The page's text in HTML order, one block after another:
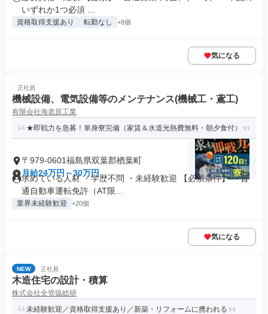
いずれか1つ必須 ...
資格取得支援あり 転勤なし +8個
気になる
正社員
機械設備、電気設備等のメンテナンス(機械工・鳶工)
有限会社海老原工業
★即戦力を急募！単身寮完備（家賃＆水道光熱費無料・朝夕食付）
〒979-0601福島県双葉郡楢葉町
月給24万円～30万円
求めている人材 ・学歴不問 ・未経験歓迎 【必須条件】 ・普
通自動車運転免許（AT限...
業界未経験歓迎 +20個
気になる
NEW 正社員
木造住宅の設計・積算
株式会社全管協総研
未経験歓迎／資格取得支援あり／新築・リフォームに携われる